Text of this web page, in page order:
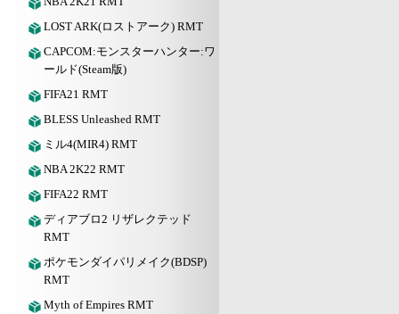
LOST ARK(ロストアーク) RMT
CAPCOM:モンスターハンター:ワ
ールド(Steam版)
FIFA21 RMT
BLESS Unleashed RMT
ミル4(MIR4) RMT
NBA 2K22 RMT
FIFA22 RMT
ディアブロ2 リザレクテッド
RMT
ポケモンダイパリメイク(BDSP)
RMT
Myth of Empires RMT